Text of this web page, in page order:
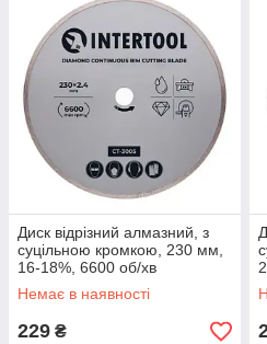
Диск відрізний алмазний, з
суцільною кромкою, 230 мм,
16-18%, 6600 об/хв
INTERTOOL CT-3005
Немає в наявності
229 ₴